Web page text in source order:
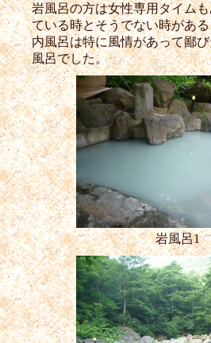
岩風呂の方は女性専用タイム
ている時とそうでない時があ
内風呂は特に風情があって鄙
風呂でした。
岩風呂1